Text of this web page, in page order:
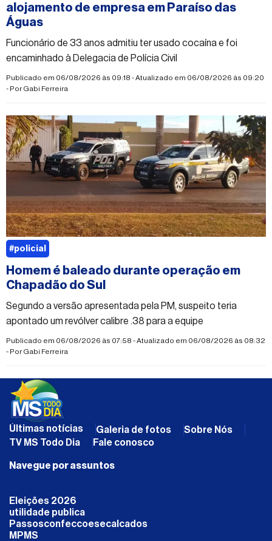
alojamento de empresa em Paraíso das
Águas
Funcionário de 33 anos admitiu ter usado cocaína e foi
encaminhado à Delegacia de Polícia Civil
Publicado em 06/08/2026 às 09:18 - Atualizado em 06/08/2026 às 09:20
- PorGabi Ferreira
Homem é baleado durante operação em
Chapadão do Sul
Segundo a versão apresentada pela PM, suspeito teria
apontado um revólver calibre .38 para a equipe
Publicado em 06/08/2026 às 07:58 - Atualizado em 06/08/2026 às 08:32
- PorGabi Ferreira
#policial
Últimas notícias Galeria de fotos
Sobre Nós
TV MS Todo Dia
Fale conosco
Navegue por assuntos
Eleições 2026
utilidade publica
Passosconfeccoesecalcados
MPMS